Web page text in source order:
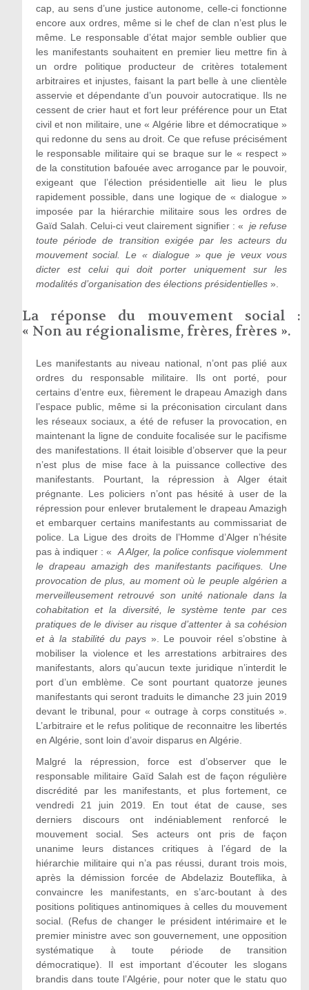
cap, au sens d’une justice autonome, celle-ci fonctionne
encore aux ordres, même si le chef de clan n’est plus le
même. Le responsable d’état major semble oublier que
les manifestants souhaitent en premier lieu mettre fin à
un ordre politique producteur de critères totalement
arbitraires et injustes, faisant la part belle à une clientèle
asservie et dépendante d’un pouvoir autocratique. Ils ne
cessent de crier haut et fort leur préférence pour un Etat
civil et non militaire, une « Algérie libre et démocratique »
qui redonne du sens au droit. Ce que refuse précisément
le responsable militaire qui se braque sur le « respect »
de la constitution bafouée avec arrogance par le pouvoir,
exigeant que l’élection présidentielle ait lieu le plus
rapidement possible, dans une logique de « dialogue »
imposée par la hiérarchie militaire sous les ordres de
Gaïd Salah. Celui-ci veut clairement signifier : « je refuse
toute période de transition exigée par les acteurs du
mouvement social. Le « dialogue » que je veux vous
dicter est celui qui doit porter uniquement sur les
modalités d’organisation des élections présidentielles».
La réponse du mouvement social :
« Non au régionalisme, frères, frères ».
Les manifestants au niveau national, n’ont pas plié aux
ordres du responsable militaire. Ils ont porté, pour
certains d’entre eux, fièrement le drapeau Amazigh dans
l’espace public, même si la préconisation circulant dans
les réseaux sociaux, a été de refuser la provocation, en
maintenant la ligne de conduite focalisée sur le pacifisme
des manifestations. Il était loisible d’observer que la peur
n’est plus de mise face à la puissance collective des
manifestants. Pourtant, la répression à Alger était
prégnante. Les policiers n’ont pas hésité à user de la
répression pour enlever brutalement le drapeau Amazigh
et embarquer certains manifestants au commissariat de
police. La Ligue des droits de l’Homme d’Alger n’hésite
pas à indiquer : « A Alger, la police confisque violemment
le drapeau amazigh des manifestants pacifiques. Une
provocation de plus, au moment où le peuple algérien a
merveilleusement retrouvé son unité nationale dans la
cohabitation et la diversité, le système tente par ces
pratiques de le diviser au risque d’attenter à sa cohésion
et à la stabilité du pays ». Le pouvoir réel s’obstine à
mobiliser la violence et les arrestations arbitraires des
manifestants, alors qu’aucun texte juridique n’interdit le
port d’un emblème. Ce sont pourtant quatorze jeunes
manifestants qui seront traduits le dimanche 23 juin 2019
devant le tribunal, pour « outrage à corps constitués ».
L’arbitraire et le refus politique de reconnaitre les libertés
en Algérie, sont loin d’avoir disparus en Algérie.
Malgré la répression, force est d’observer que le
responsable militaire Gaïd Salah est de façon régulière
discrédité par les manifestants, et plus fortement, ce
vendredi 21 juin 2019. En tout état de cause, ses
derniers discours ont indéniablement renforcé le
mouvement social. Ses acteurs ont pris de façon
unanime leurs distances critiques à l’égard de la
hiérarchie militaire qui n’a pas réussi, durant trois mois,
après la démission forcée de Abdelaziz Bouteflika, à
convaincre les manifestants, en s’arc-boutant à des
positions politiques antinomiques à celles du mouvement
social. (Refus de changer le président intérimaire et le
premier ministre avec son gouvernement, une opposition
systématique à toute période de transition
démocratique). Il est important d’écouter les slogans
brandis dans toute l’Algérie, pour noter que le statu quo